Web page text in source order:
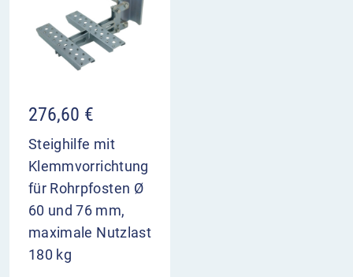
276,60 €
Steighilfe mit
Klemmvorrichtung
für Rohrpfosten Ø
60 und 76 mm,
maximale Nutzlast
180 kg